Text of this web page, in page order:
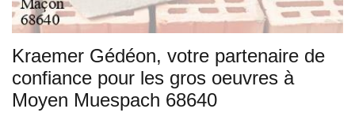
Kraemer Gédéon, votre partenaire de
confiance pour les gros oeuvres à
Moyen Muespach 68640